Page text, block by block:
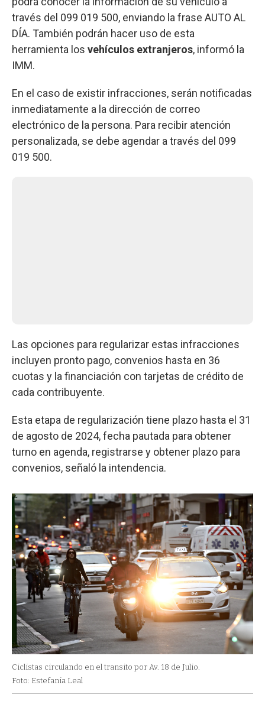
través del 099 019 500, enviando la frase AUTO AL
DÍA. También podrán hacer uso de esta
herramienta los vehículos extranjeros, informó la
IMM.
En el caso de existir infracciones, serán notificadas
inmediatamente a la dirección de correo
electrónico de la persona. Para recibir atención
personalizada, se debe agendar a través del 099
019 500.
Las opciones para regularizar estas infracciones
incluyen pronto pago, convenios hasta en 36
cuotas y la financiación con tarjetas de crédito de
cada contribuyente.
Esta etapa de regularización tiene plazo hasta el 31
de agosto de 2024, fecha pautada para obtener
turno en agenda, registrarse y obtener plazo para
convenios, señaló la intendencia.
Ciclistas circulando en el transito por Av. 18 de Julio.
Foto: Estefania Leal